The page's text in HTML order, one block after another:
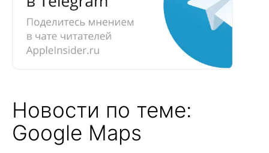
Новости по теме:
Google Maps